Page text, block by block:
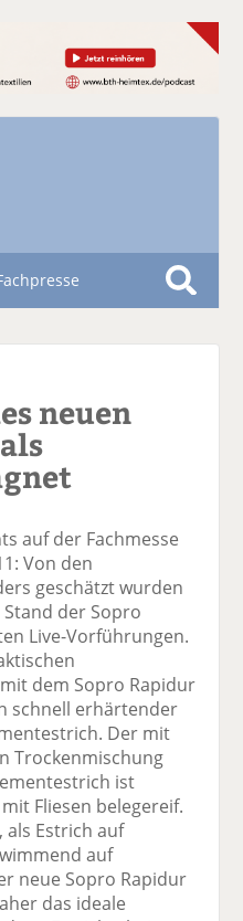
S
neuen
auf der Fachmesse
Von den
geschätzt wurden
der Sopro
Live-Vorführungen.
dem Sopro Rapidur
schnell erhärtender
Der mit
Trockenmischung
ist
Fliesen belegereif.
als Estrich auf
auf
neue Sopro Rapidur
das ideale